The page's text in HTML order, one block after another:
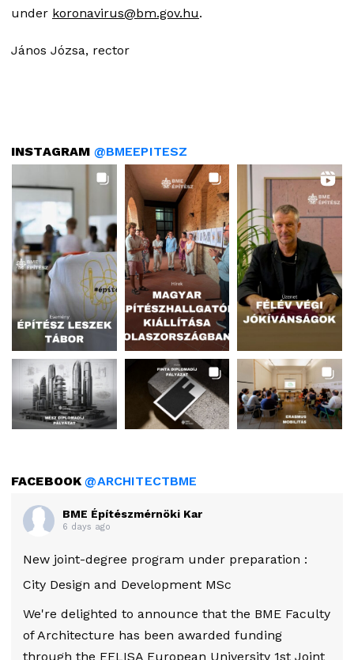
under koronavirus@bm.gov.hu.
János Józsa, rector
INSTAGRAM @BMEEPITESZ
FACEBOOK@ARCHITECTBME
BME Építészmérnöki Kar
6 days ago
New joint-degree program under preparation :
City Design and Development MSc
We're delighted to announce that the BME Faculty
of Architecture has been awarded funding
through the EELISA European University 1st Joint